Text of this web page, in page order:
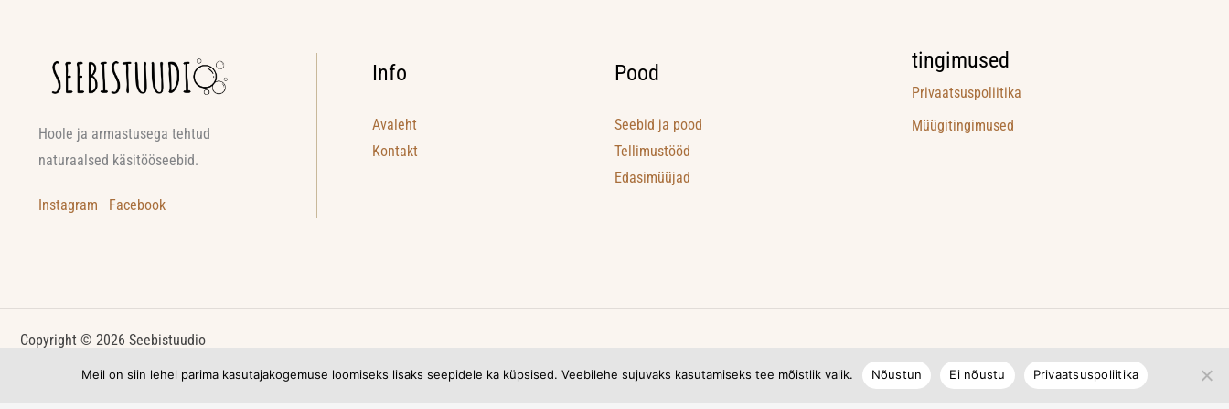
Hoole ja armastusega tehtud
naturaalsed käsitööseebid.
Instagram Facebook
Info
Avaleht
Kontakt
Pood
Seebid ja pood
Tellimustööd
Edasimüüjad
tingimused
Privaatsuspoliitika
Müügitingimused
Copyright © 2026 Seebistuudio
Meil on siin lehel parima kasutajakogemuse loomiseks lisaks seepidele ka küpsised. Veebilehe sujuvaks kasutamiseks tee mõistlik valik. Nõustun Ei nõustu Privaatsuspoliitika